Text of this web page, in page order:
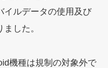
イルデータの使用及び
した。
機種は規制の対象外で